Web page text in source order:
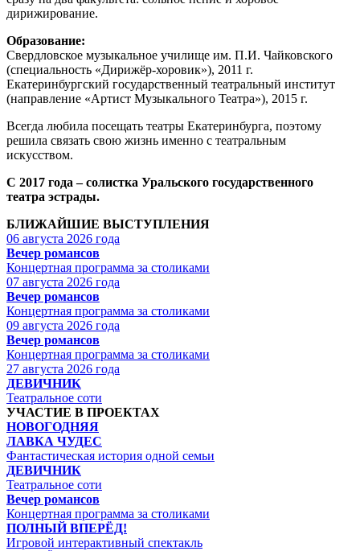
дирижирование.
Образование:
Свердловское музыкальное училище им. П.И. Чайковского
(специальность «Дирижёр-хоровик»), 2011 г.
Екатеринбургский государственный театральный институт
(направление «Артист Музыкального Театра»), 2015 г.
Всегда любила посещать театры Екатеринбурга, поэтому
решила связать свою жизнь именно с театральным
искусством.
С 2017 года – солистка Уральского государственного
театра эстрады.
БЛИЖАЙШИЕ ВЫСТУПЛЕНИЯ
06 августа 2026 года
Вечер романсов
Концертная программа за столиками
07 августа 2026 года
Вечер романсов
Концертная программа за столиками
09 августа 2026 года
Вечер романсов
Концертная программа за столиками
27 августа 2026 года
ДЕВИЧНИК
Театральное соти
УЧАСТИЕ В ПРОЕКТАХ
НОВОГОДНЯЯ
ЛАВКА ЧУДЕС
Фантастическая история одной семьи
ДЕВИЧНИК
Театральное соти
Вечер романсов
Концертная программа за столиками
ПОЛНЫЙ ВПЕРЁД!
Игровой интерактивный спектакль